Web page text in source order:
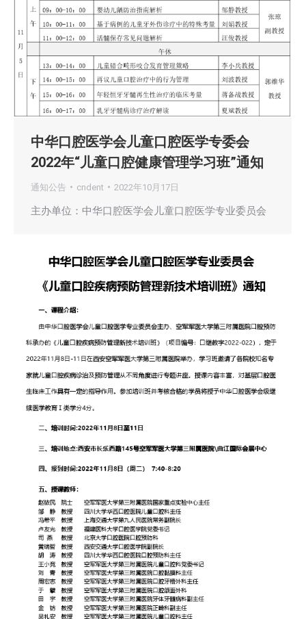
中华口腔医学会儿童口腔医学专委会
2022年“儿童口腔健康管理学习班”通知
通知公告 cndent 2022年10月17日
主办单位：中华口腔医学会儿童口腔医学专业委员会